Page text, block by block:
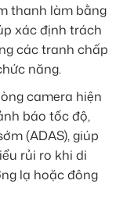
thanh làm bằng
xác định trách
các tranh chấp
năng.
camera hiện
báo tốc độ,
(ADAS), giúp
rủi ro khi di
lạ hoặc đông